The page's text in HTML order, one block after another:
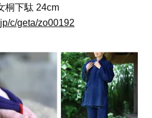
桐下駄 24cm
c/geta/zo00192